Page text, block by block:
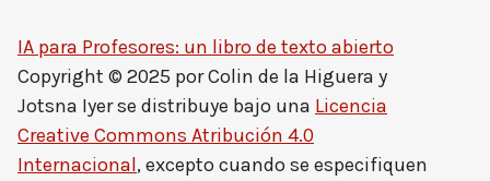
IA para Profesores: un libro de texto abierto
Copyright © 2025 porColin de la Higuera y
Jotsna Iyerse distribuye bajo una Licencia
Creative Commons Atribución 4.0
Internacional, excepto cuando se especifiquen